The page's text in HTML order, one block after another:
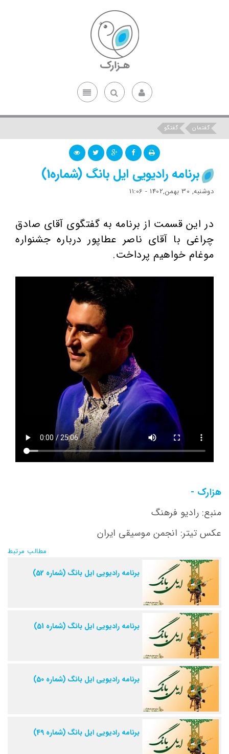
گفتمان گفتگو
برنامه رادیویی ایل بانگ (شماره1)
دوشنبه, 30 بهمن,1402 - 11:06
در این قسمت از برنامه به گفتگوی آقای صادق
چراغی با آقای ناصر عطاپور درباره جشنواره
موغام خواهیم پرداخت.
هزارک -
منبع: رادیو فرهنگ
عکس تیتر: انجمن موسیقی ایران
مطالب مرتبط
برنامه رادیویی ایل بانگ (شماره 52)
برنامه رادیویی ایل بانگ (شماره 51)
برنامه رادیویی ایل بانگ (شماره 50)
برنامه رادیویی ایل بانگ (شماره 49)